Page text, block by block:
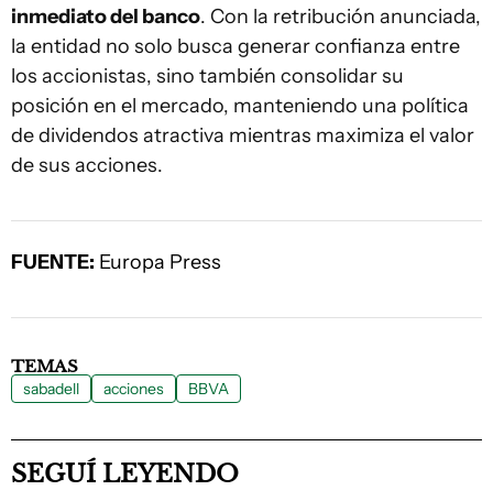
inmediato del banco. Con la retribución anunciada,
la entidad no solo busca generar confianza entre
los accionistas, sino también consolidar su
posición en el mercado, manteniendo una política
de dividendos atractiva mientras maximiza el valor
de sus acciones.
FUENTE: Europa Press
TEMAS
sabadell acciones BBVA
SEGUÍ LEYENDO